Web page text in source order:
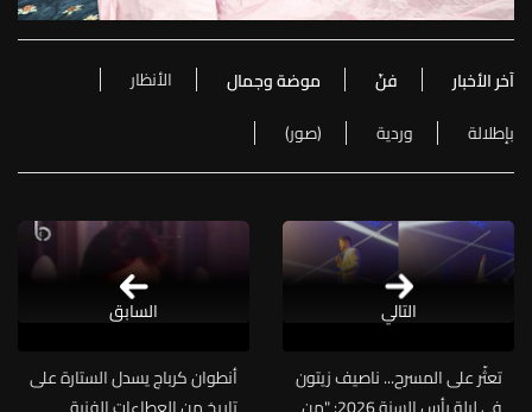
آخر الأخبار فنّ موضة وجمال
الأنظار
بإطلالة
وردية (صور)
التالي
تعثّر على المسرح... ناصيف زيتون
أنطوان كرباج يسدل الستارة على
السابق